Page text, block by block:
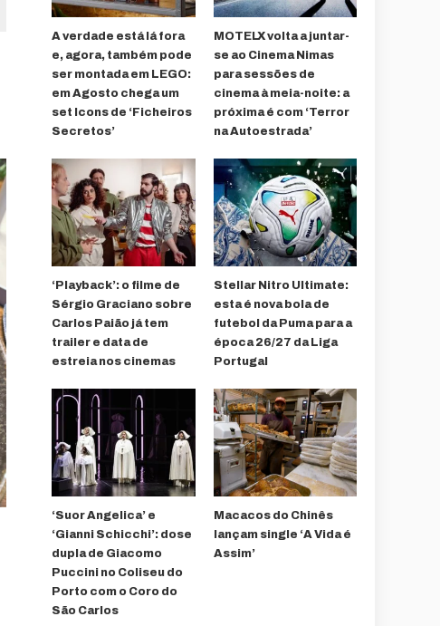
A verdade está lá fora
e, agora, também pode
ser montada em LEGO:
em Agosto chega um
set Icons de ‘Ficheiros
Secretos’
MOTELX volta a juntar-
se ao Cinema Nimas
para sessões de
cinema à meia-noite: a
próxima é com ‘Terror
na Autoestrada’
‘Playback’: o filme de
Sérgio Graciano sobre
Carlos Paião já tem
trailer e data de
estreia nos cinemas
Stellar Nitro Ultimate:
esta é nova bola de
futebol da Puma para a
época 26/27 da Liga
Portugal
‘Suor Angelica’ e
‘Gianni Schicchi’: dose
dupla de Giacomo
Puccini no Coliseu do
Porto com o Coro do
São Carlos
Macacos do Chinês
lançam single ‘A Vida é
Assim’